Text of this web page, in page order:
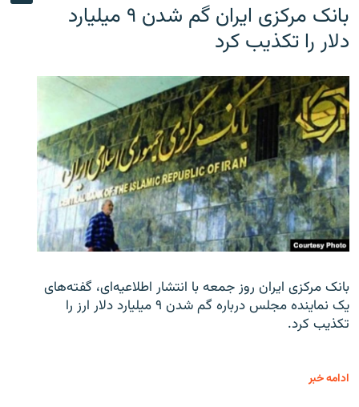
بانک مرکزی ایران گم شدن ۹ میلیارد
دلار را تکذیب کرد
بانک مرکزی ایران روز جمعه با انتشار اطلاعیه‌ای، گفته‌های
یک نماینده مجلس درباره گم شدن ۹ میلیارد دلار ارز را
تکذیب کرد.
ادامه خبر